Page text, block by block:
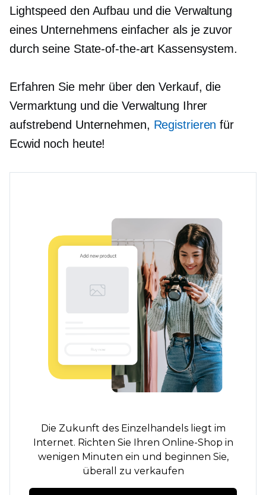
Lightspeed den Aufbau und die Verwaltung
eines Unternehmens einfacher als je zuvor
durch seine State-of-the-art Kassensystem.
Erfahren Sie mehr über den Verkauf, die
Vermarktung und die Verwaltung Ihrer
aufstrebend Unternehmen, Registrieren für
Ecwid noch heute!
Die Zukunft des Einzelhandels liegt im
Internet. Richten Sie Ihren Online-Shop in
wenigen Minuten ein und beginnen Sie,
überall zu verkaufen